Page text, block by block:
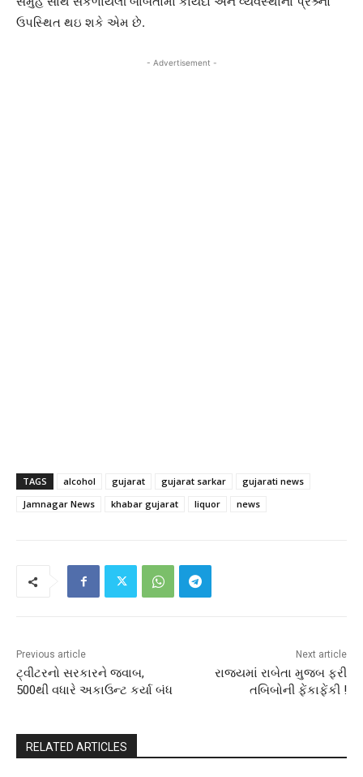
ઉપસ્થિત થઇ શકે એમ છે.
- Advertisement -
TAGS alcohol gujarat gujarat sarkar
gujarati news
Jamnagar News
khabar gujarat liquor news
Previous article
ટ્વીટરનો સરકારને જવાબ,
500થી વધારે અકાઉન્ટ કર્યા બંધ
Next article
રાજયમાં રાબેતા મુજબ ફરી
તબિબોની ફેંકાફેંકી !
RELATED ARTICLES